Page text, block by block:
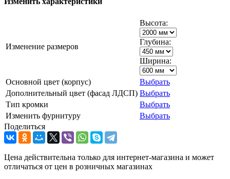
Изменение размеров
Высота:
Глубина:
Ширина:
Основной цвет (корпус)
Выбрать
Дополнительный цвет (фасад ЛДСП) Выбрать
Тип кромки
Выбрать
Изменить фурнитуру
Выбрать
Поделиться
Цена действительна только для интернет-магазина и может
отличаться от цен в розничных магазинах